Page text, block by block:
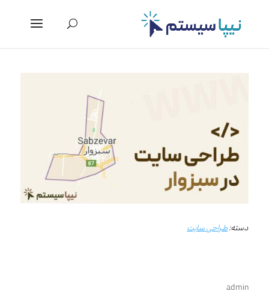
دسته:طراحی سایت
admin